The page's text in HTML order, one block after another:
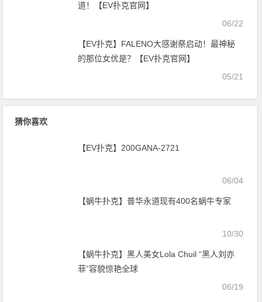
道！【EV扑克官网】
06/22
【EV扑克】FALENO大感谢祭启动！最神秘
的那位女优是？【EV扑克官网】
05/21
猜你喜欢
【EV扑克】200GANA-2721
06/04
【蜗牛扑克】普华永道现有400名蜗牛专家
10/30
【蜗牛扑克】黑人美女Lola Chuil “黑人刘亦
菲”容貌惊艳全球
06/19